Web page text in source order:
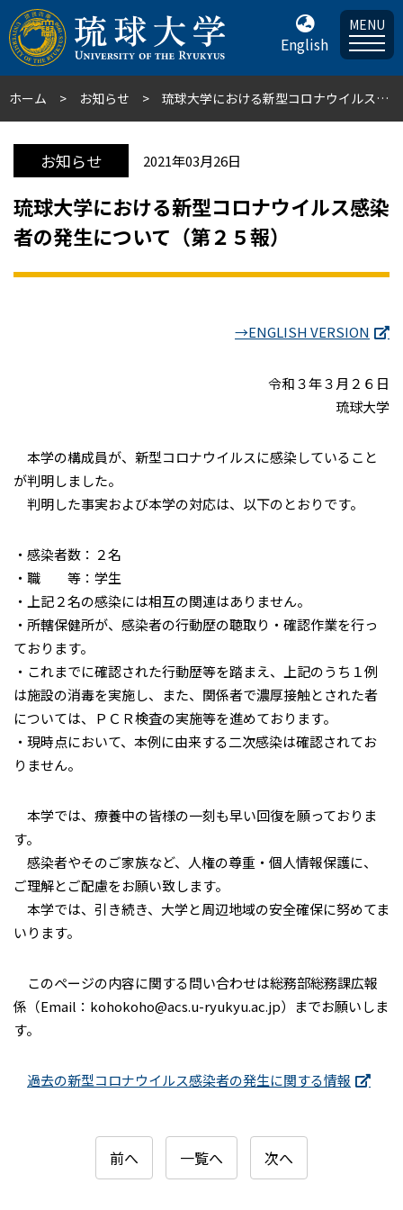
English
MENU
ホーム お知らせ 琉球大学における新型コロナウイルス感染者の発生について（第２５報）
お知らせ 2021年03月26日
琉球大学における新型コロナウイルス感染
者の発生について（第２５報）
→ENGLISH VERSION
令和３年３月２６日
琉球大学
本学の構成員が、新型コロナウイルスに感染していること
が判明しました。
判明した事実および本学の対応は、以下のとおりです。
・感染者数：２名
・職 等：学生
・上記２名の感染には相互の関連はありません。
・所轄保健所が、感染者の行動歴の聴取り・確認作業を行っ
ております。
・これまでに確認された行動歴等を踏まえ、上記のうち１例
は施設の消毒を実施し、また、関係者で濃厚接触とされた者
については、ＰＣＲ検査の実施等を進めております。
・現時点において、本例に由来する二次感染は確認されてお
りません。
本学では、療養中の皆様の一刻も早い回復を願っておりま
す。
感染者やそのご家族など、人権の尊重・個人情報保護に、
ご理解とご配慮をお願い致します。
本学では、引き続き、大学と周辺地域の安全確保に努めてま
いります。
このページの内容に関する問い合わせは総務部総務課広報
係（Email：kohokoho@acs.u-ryukyu.ac.jp）までお願いしま
す。
過去の新型コロナウイルス感染者の発生に関する情報
前へ 一覧へ 次へ